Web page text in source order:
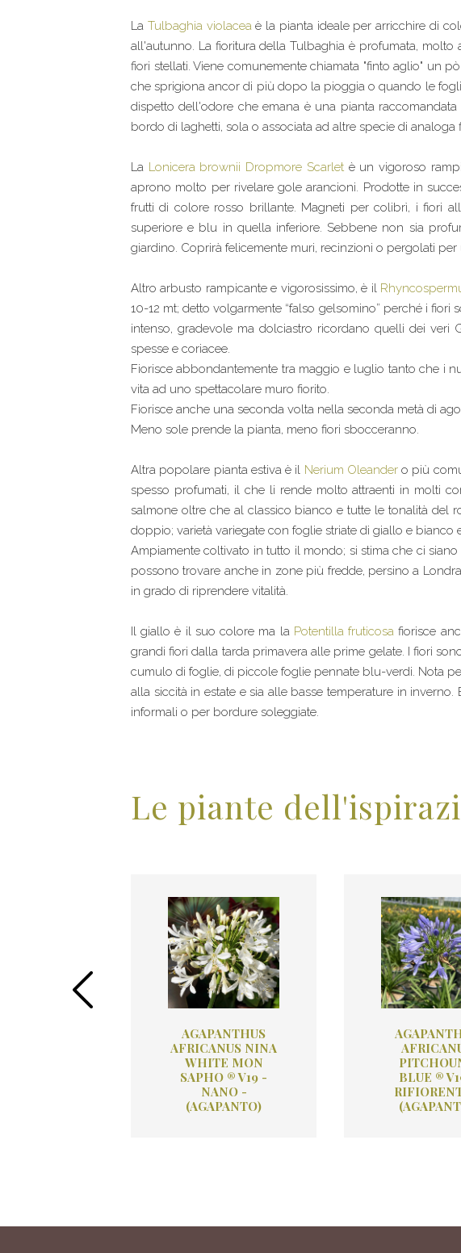
La Tulbaghia violacea è la pianta ideale per arricchire di
all'autunno. La fioritura della Tulbaghia è profumata,
fiori stellati. Viene comunemente chiamata "finto aglio" un
che sprigiona ancor di più dopo la pioggia o quando le
dispetto dell'odore che emana è una pianta
bordo di laghetti, sola o associata ad altre specie di analoga
La Lonicera brownii Dropmore Scarletè un vigoroso
aprono molto per rivelare gole arancioni. Prodotte in
frutti di colore rosso brillante. Magneti per colibrì, i fiori
superiore e blu in quella inferiore. Sebbene non sia
giardino. Coprirà felicemente muri, recinzioni o pergolati
Altro arbusto rampicante e vigorosissimo, è il
10-12 mt; detto volgarmente “falso gelsomino” perché i
intenso, gradevole ma dolciastro ricordano quelli dei veri
spesse e coriacee.
Fiorisce abbondantemente tra maggio e luglio tanto che i
vita ad uno spettacolare muro fiorito.
Fiorisce anche una seconda volta nella seconda metà di
Meno sole prende la pianta, meno fiori sbocceranno.
Altra popolare pianta estiva è il Nerium Oleandero più
spesso profumati, il che li rende molto attraenti in molti
salmone oltre che al classico bianco e tutte le tonalità del
doppio; varietà variegate con foglie striate di giallo e
Ampiamente coltivato in tutto il mondo; si stima che ci
possono trovare anche in zone più fredde, persino a
in grado di riprendere vitalità.
Il giallo è il suo colore ma la Potentilla fruticosa fiorisce
grandi fiori dalla tarda primavera alle prime gelate. I fiori
cumulo di foglie, di piccole foglie pennate blu-verdi. Nota
alla siccità in estate e sia alle basse temperature in
informali o per bordure soleggiate.
Le piante
AGAPANTHUS
AFRICANUS NINA
WHITE MON
SAPHO ® V19 -
NANO -
(AGAPANTO)
BLUE ®